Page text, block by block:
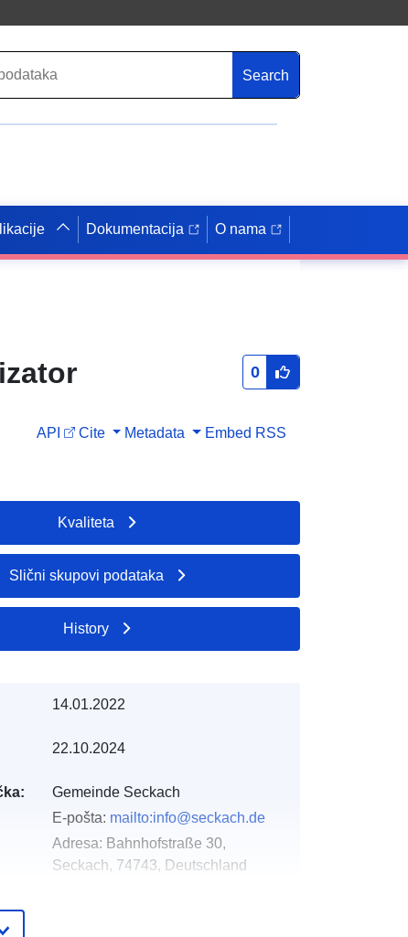
Search
Dokumentacija O nama
0
API Cite Metadata Embed RSS
Kvaliteta
Slični skupovi podataka
History
14.01.2022
22.10.2024
Gemeinde Seckach
E-pošta: mailto:info@seckach.de
Adresa: Bahnhofstraße 30,
Seckach, 74743, Deutschland